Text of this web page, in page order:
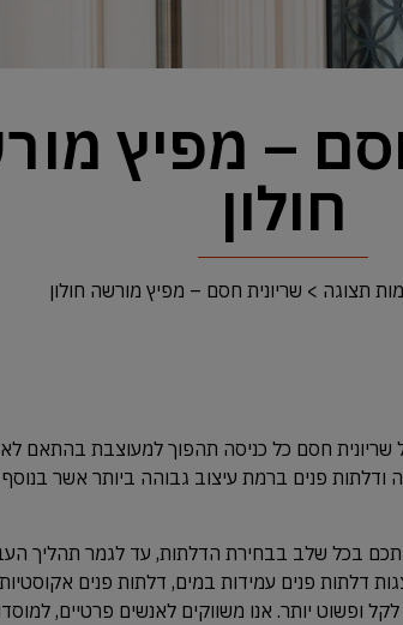
– מפיץ
חולון
תצוגה > שריונית חסם – מפיץ מורשה חולון
חסם כל כניסה תהפוך למעוצבת בהתאם
פנים ברמת עיצוב גבוהה ביותר אשר בנוסף
המנוסה שלנו יעמוד לרשותכם בכל שלב בבחירת הדלתות, עד לגמר
דלתות פנים עמידות במים, דלתות פנים
ופשוט יותר. אנו משווקים לאנשים פרטיים,